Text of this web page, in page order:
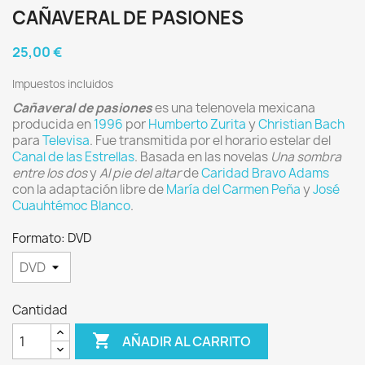
CAÑAVERAL DE PASIONES
25,00 €
Impuestos incluidos
Cañaveral de pasioneses una telenovela mexicana
producida en1996 porHumberto ZuritayChristian Bach
paraTelevisa. Fue transmitida por el horario estelar del
Canal de las Estrellas. Basada en las novelas Una sombra
entre los dosyAl pie del altardeCaridad Bravo Adams
con la adaptación libre deMaría del Carmen PeñayJosé
Cuauhtémoc Blanco.
Formato: DVD
Cantidad
 AÑADIR AL CARRITO